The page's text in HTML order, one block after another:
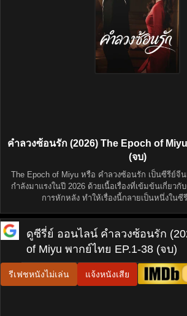
คำลวงซ้อนรัก (2026) The Epoch of
(จบ)
The Epoch of Miyu หรือ คำลวงซ้อนรัก เป็นซีรีย์จี
กำลังมาแรงในปี 2026 ด้วยเนื้อเรื่องที่เข้มข้นเกี่ยว
การหักหลัง ทำให้เรื่องนี้กลายเป็นหนึ่งใน
ดูซีรี่ย์ ออนไลน์ คำลวงซ้อนรัก
of Miyu พากย์ไทย EP.1-38 (จบ)
รีเฟชหนังไม่เล่น แจ้งหนังเสีย